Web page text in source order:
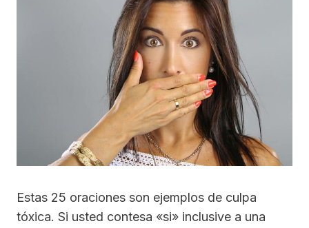
Estas 25 oraciones son ejemplos de culpa
tóxica. Si usted contesa «si» inclusive a una